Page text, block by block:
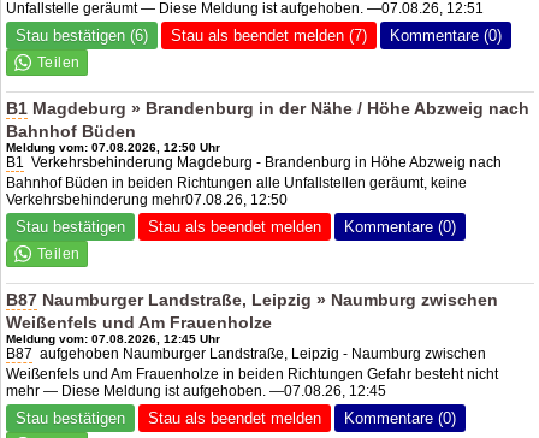
Unfallstelle geräumt — Diese Meldung ist aufgehoben. —07.08.26, 12:51
Stau bestätigen (6) Stau als beendet melden (7) Kommentare (0)
B1 Magdeburg » Brandenburg in der Nähe / Höhe Abzweig nach
Bahnhof Büden
Meldung vom: 07.08.2026, 12:50 Uhr
B1 Verkehrsbehinderung Magdeburg - Brandenburg in Höhe Abzweig nach
Bahnhof Büden in beiden Richtungen alle Unfallstellen geräumt, keine
Verkehrsbehinderung mehr07.08.26, 12:50
Stau bestätigen Stau als beendet melden Kommentare (0)
B87 Naumburger Landstraße, Leipzig » Naumburg zwischen
Weißenfels und Am Frauenholze
Meldung vom: 07.08.2026, 12:45 Uhr
B87 aufgehoben Naumburger Landstraße, Leipzig - Naumburg zwischen
Weißenfels und Am Frauenholze in beiden Richtungen Gefahr besteht nicht
mehr — Diese Meldung ist aufgehoben. —07.08.26, 12:45
Stau bestätigen Stau als beendet melden Kommentare (0)